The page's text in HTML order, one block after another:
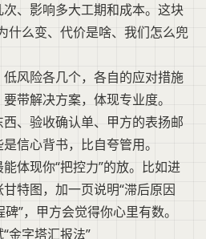
次、影响多大工期和成本。这块
什么变、代价是啥、我们怎么兜
低风险各几个，各自的应对措施
带解决方案，体现专业度。
西、验收确认单、甲方的表扬邮
信心背书，比自夸管用。
体现你“把控力”的放。比如进
特图，加一页说明“滞后原因
”，甲方会觉得你心里有数。
金字塔汇报法”